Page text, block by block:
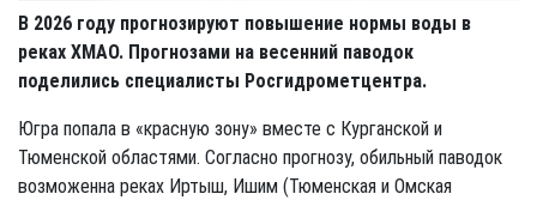
В 2026 году прогнозируют повышение нормы воды в
реках ХМАО. Прогнозами на весенний паводок
поделились специалисты Росгидрометцентра.
Югра попала в «красную зону» вместе с Курганской и
Тюменской областями. Согласно прогнозу, обильный паводок
возможенна реках Иртыш, Ишим (Тюменская и Омская